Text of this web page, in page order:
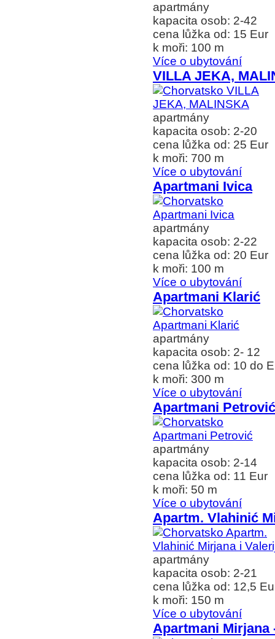
apartmány
kapacita osob: 2-42
cena lůžka od: 15 Eur
k moři: 100 m
Více o ubytování
VILLA JEKA,
apartmány
kapacita osob: 2-20
cena lůžka od: 25 Eur
k moři: 700 m
Více o ubytování
Apartmani Ivica
apartmány
kapacita osob: 2-22
cena lůžka od: 20 Eur
k moři: 100 m
Více o ubytování
Apartmani Klarić
apartmány
kapacita osob: 2- 12
cena lůžka od: 10 do
k moři: 300 m
Více o ubytování
Apartmani Petrović
apartmány
kapacita osob: 2-14
cena lůžka od: 11 Eur
k moři: 50 m
Více o ubytování
Apartm. Vlahinić
apartmány
kapacita osob: 2-21
cena lůžka od: 12,5
k moři: 150 m
Více o ubytování
Apartmani Mirjana